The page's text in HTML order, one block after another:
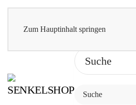
Zum Hauptinhalt springen